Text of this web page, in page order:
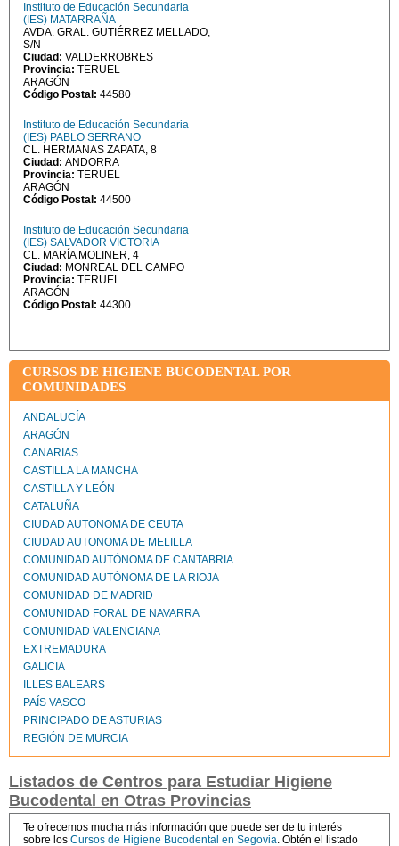
Instituto de Educación Secundaria
(IES) MATARRAÑA
AVDA. GRAL. GUTIÉRREZ MELLADO,
S/N
Ciudad: VALDERROBRES
Provincia: TERUEL
ARAGÓN
Código Postal: 44580
Instituto de Educación Secundaria
(IES) PABLO SERRANO
CL. HERMANAS ZAPATA, 8
Ciudad: ANDORRA
Provincia: TERUEL
ARAGÓN
Código Postal: 44500
Instituto de Educación Secundaria
(IES) SALVADOR VICTORIA
CL. MARÍA MOLINER, 4
Ciudad: MONREAL DEL CAMPO
Provincia: TERUEL
ARAGÓN
Código Postal: 44300
CURSOS DE HIGIENE BUCODENTAL POR
COMUNIDADES
ANDALUCÍA
ARAGÓN
CANARIAS
CASTILLA LA MANCHA
CASTILLA Y LEÓN
CATALUÑA
CIUDAD AUTONOMA DE CEUTA
CIUDAD AUTONOMA DE MELILLA
COMUNIDAD AUTÓNOMA DE CANTABRIA
COMUNIDAD AUTÓNOMA DE LA RIOJA
COMUNIDAD DE MADRID
COMUNIDAD FORAL DE NAVARRA
COMUNIDAD VALENCIANA
EXTREMADURA
GALICIA
ILLES BALEARS
PAÍS VASCO
PRINCIPADO DE ASTURIAS
REGIÓN DE MURCIA
Listados de Centros para Estudiar Higiene
Bucodental en Otras Provincias
Te ofrecemos mucha más información que puede ser de tu interés
sobre los Cursos de Higiene Bucodental en Segovia. Obtén el listado